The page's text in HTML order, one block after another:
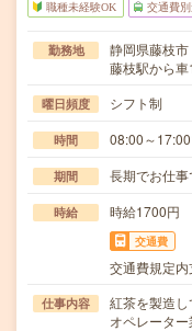
職種未経験OK 交通費
勤務地
静岡県藤枝市
藤枝駅から
曜日頻度 シフト制
時間 08:00～
期間 長期でお仕事
時給 時給1700円
交通費
交通費規定内
仕事内容
紅茶を製造
オペレータ